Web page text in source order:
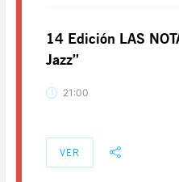
14 Edición LAS
Jazz”
21:00
VER